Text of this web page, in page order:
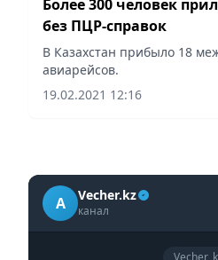
Более 300 человек
без ПЦР-справок
В Казахстан прибыло 18
авиарейсов.
19.02.2021 12:16
A Vecher.kz
канал